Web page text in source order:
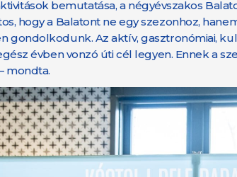
bemutatása, a négyévszakos
hogy a Balatont ne egy szezonhoz,
gondolkodunk. Az aktív, gasztronómiai,
évben vonzó úti cél legyen. Ennek a
mondta.